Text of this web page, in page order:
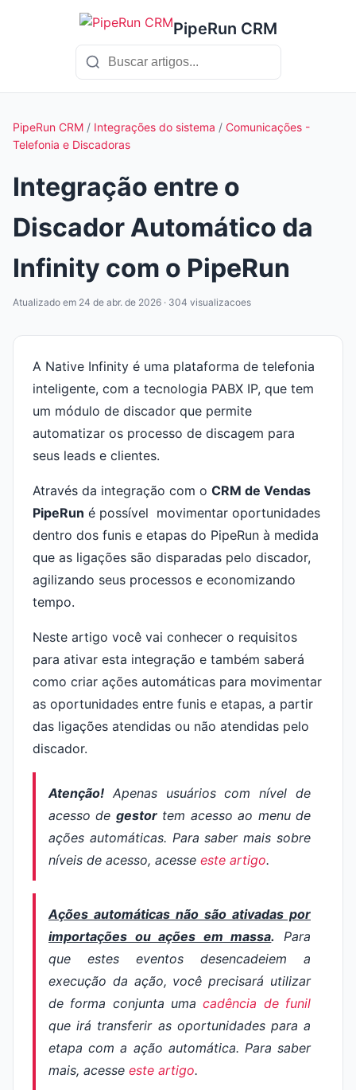
PipeRun CRM
PipeRun CRM / Integrações do sistema / Comunicações -
Telefonia e Discadoras
Integração entre o
Discador Automático da
Infinity com o PipeRun
Atualizado em 24 de abr. de 2026 · 304 visualizacoes
A Native Infinity é uma plataforma de telefonia
inteligente, com a tecnologia PABX IP, que tem
um módulo de discador que permite
automatizar os processo de discagem para
seus leads e clientes.
Através da integração com o CRM de Vendas
PipeRun é possível movimentar oportunidades
dentro dos funis e etapas do PipeRun à medida
que as ligações são disparadas pelo discador,
agilizando seus processos e economizando
tempo.
Neste artigo você vai conhecer o requisitos
para ativar esta integração e também saberá
como criar ações automáticas para movimentar
as oportunidades entre funis e etapas, a partir
das ligações atendidas ou não atendidas pelo
discador.
Atenção! Apenas usuários com nível de
acesso de gestortem acesso ao menu de
ações automáticas. Para saber mais sobre
níveis de acesso, acesse este artigo.
Ações automáticas não são ativadas por
importações ou ações em massa.
Para
que estes eventos desencadeiem a
execução da ação, você precisará utilizar
de forma conjunta umacadência de funil
que irá transferir as oportunidades para a
etapa com a ação automática. Para saber
mais, acesse este artigo.